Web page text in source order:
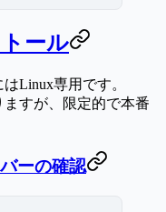
ール
Linux専用です。
ますが、限定的で本番
ーの確認